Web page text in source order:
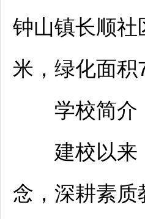
钟山镇长顺社
米，绿化面
学校简介
建校以来，
念，深耕素质